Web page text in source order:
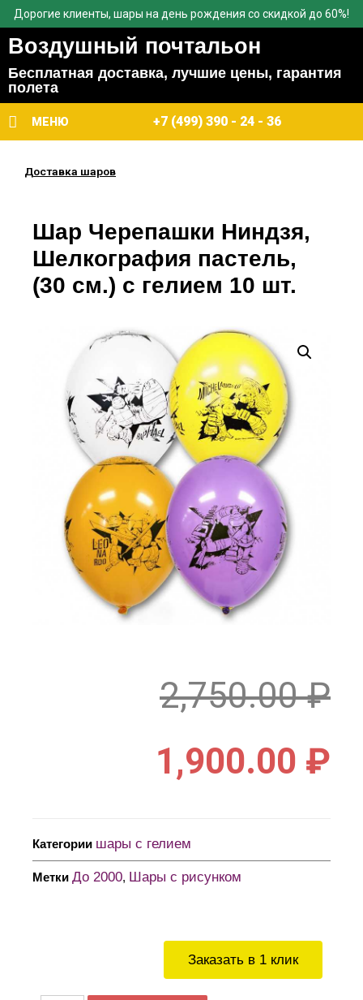
Дорогие клиенты, шары на день рождения со скидкой до 60%!
Воздушный почтальон
Бесплатная доставка, лучшие цены, гарантия
полета
МЕНЮ +7 (499) 390 - 24 - 36
Доставка шаров
Заказать в 1 клик
Шар Черепашки Ниндзя,
Шелкография пастель,
(30 см.) с гелием 10 шт.
2,750.00₽
1,900.00 ₽
Категории шары с гелием
Метки До 2000, Шары с рисунком